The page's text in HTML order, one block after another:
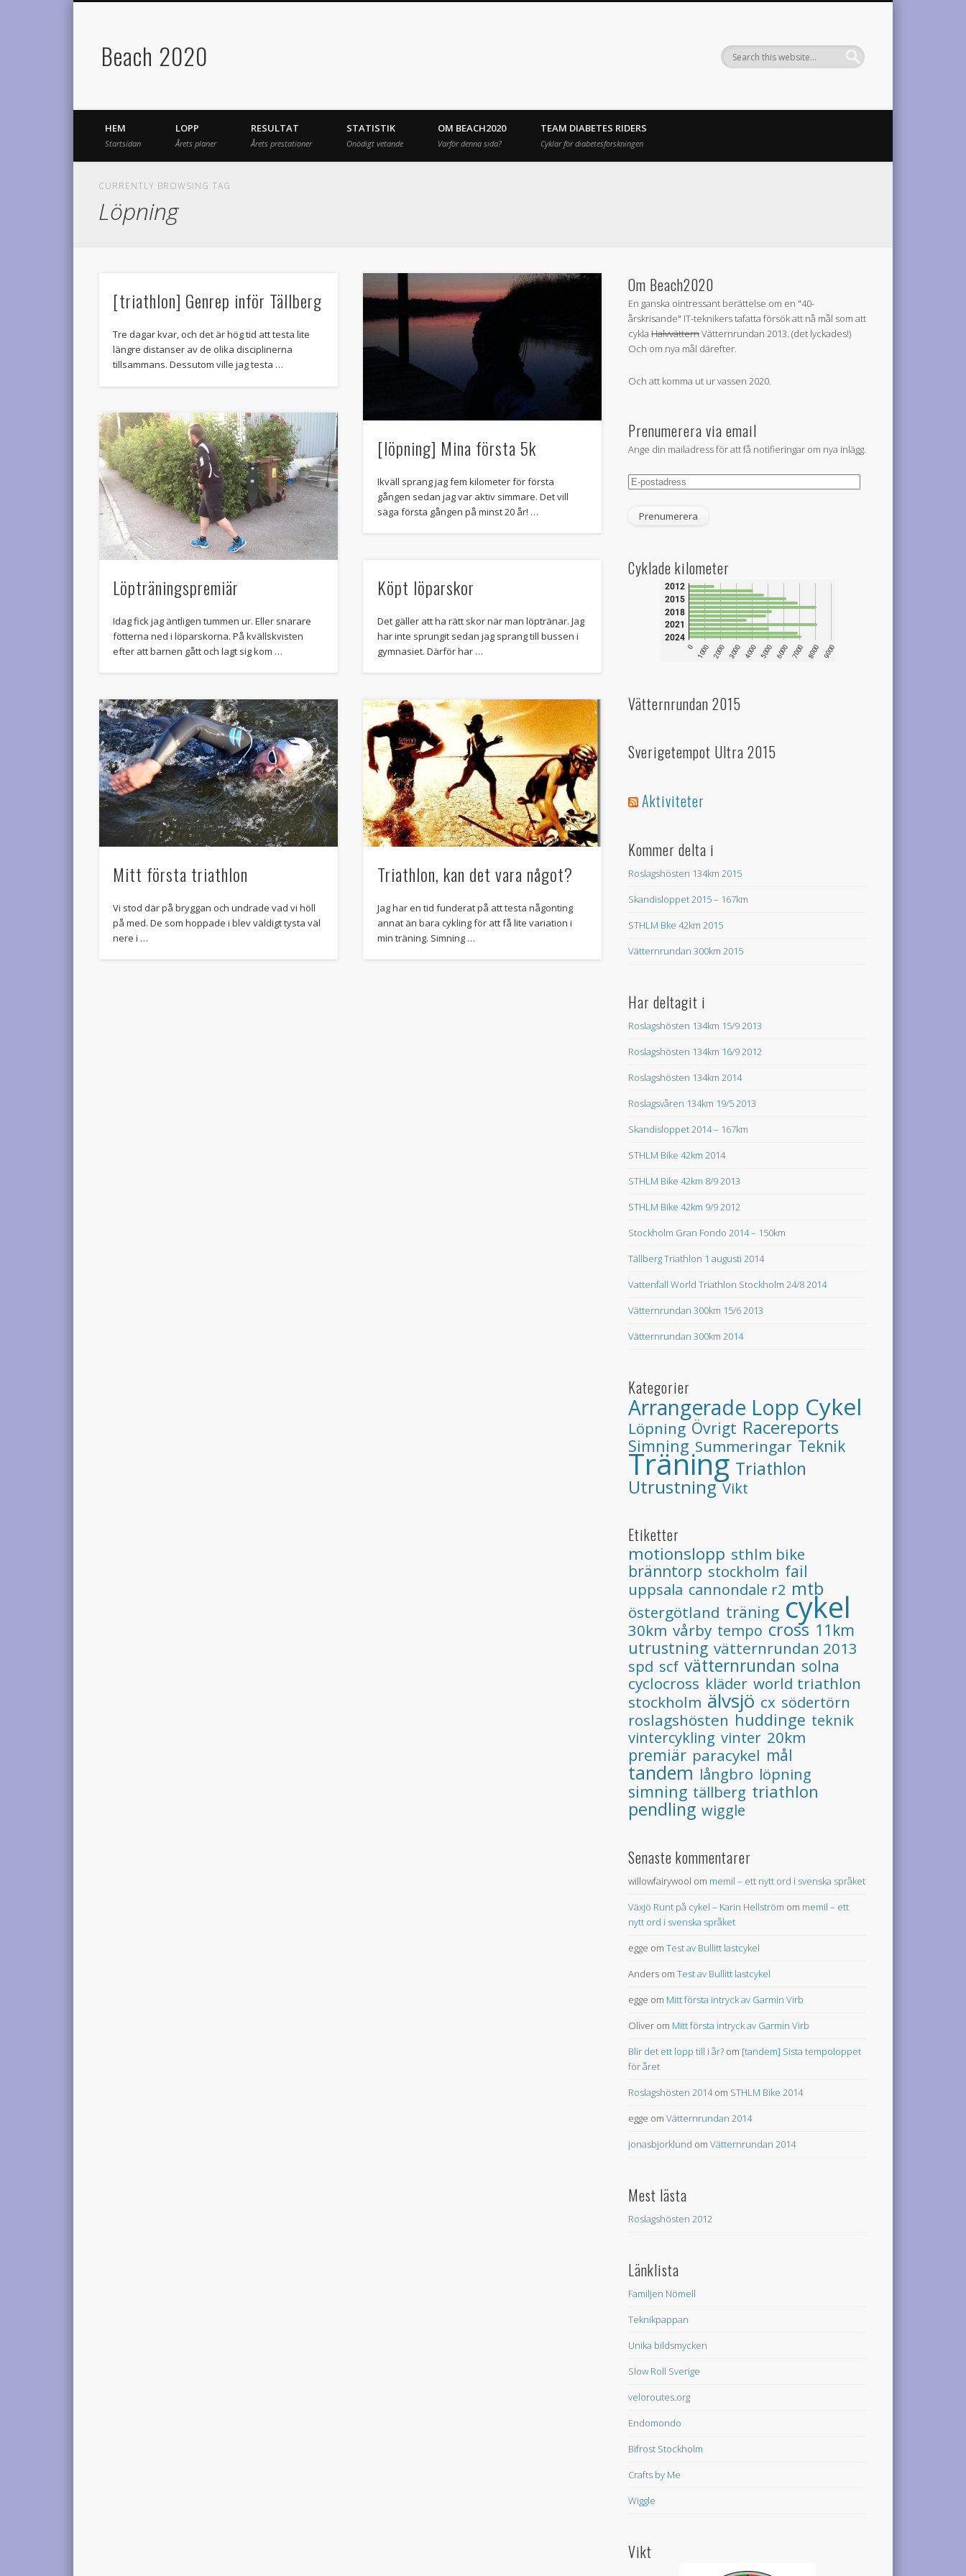
Beach 2020
HEM
Startsidan
LOPP
Årets planer
RESULTAT
Årets prestationer
STATISTIK
Onödigt vetande
OM BEACH2020
Varför denna sida?
TEAM DIABETES RIDERS
Cyklar för diabetesforskningen
CURRENTLY BROWSING TAG
Löpning
[triathlon] Genrep inför Tällberg
Tre dagar kvar, och det är hög tid att testa lite
längre distanser av de olika disciplinerna
tillsammans. Dessutom ville jag testa …
[löpning] Mina första 5k
Ikväll sprang jag fem kilometer för första
gången sedan jag var aktiv simmare. Det vill
säga första gången på minst 20 år! …
Löpträningspremiär
Idag fick jag äntligen tummen ur. Eller snarare
fötterna ned i löparskorna. På kvällskvisten
efter att barnen gått och lagt sig kom …
Köpt löparskor
Det gäller att ha rätt skor när man löptränar. Jag
har inte sprungit sedan jag sprang till bussen i
gymnasiet. Därför har …
Mitt första triathlon
Vi stod där på bryggan och undrade vad vi höll
på med. De som hoppade i blev väldigt tysta väl
nere i …
Triathlon, kan det vara något?
Jag har en tid funderat på att testa någonting
annat än bara cykling för att få lite variation i
min träning. Simning …
Om Beach2020
En ganska ointressant berättelse om en "40-
årskrisande" IT-teknikers tafatta försök att nå mål som att
cyklaHalvvätternVätternrundan 2013. (det lyckades!)
Och om nya mål därefter.
Och att komma ut ur vassen 2020.
Prenumerera via email
Ange din mailadress för att få notifieringar om nya inlägg.
E-
Cyklade kilometer
Vätternrundan 2015
Sverigetempot Ultra 2015
Aktiviteter
Kommer delta i
Roslagshösten 134km 2015
Skandisloppet 2015 – 167km
STHLM Bke 42km 2015
Vätternrundan 300km 2015
Har deltagit i
Roslagshösten 134km 15/9 2013
Roslagshösten 134km 16/9 2012
Roslagshösten 134km 2014
Roslagsvåren 134km 19/5 2013
Skandisloppet 2014 – 167km
STHLM Bike 42km 2014
STHLM Bike 42km 8/9 2013
STHLM Bike 42km 9/9 2012
Stockholm Gran Fondo 2014 – 150km
Tällberg Triathlon 1 augusti 2014
Vattenfall World Triathlon Stockholm 24/8 2014
Vätternrundan 300km 15/6 2013
Vätternrundan 300km 2014
Kategorier
Arrangerade Lopp Cykel
Löpning Övrigt Racereports
Simning Summeringar Teknik
Träning Triathlon
Utrustning Vikt
Etiketter
motionslopp sthlm bike
bränntorp stockholm fail
uppsala cannondale r2 mtb
östergötland träning cykel
30km vårby tempo cross 11km
utrustning vätternrundan 2013
spd scf vätternrundan solna
cyclocross kläder world triathlon
stockholm älvsjö cx södertörn
roslagshösten huddinge teknik
vintercykling vinter 20km
premiär paracykel mål
tandem långbro löpning
simning tällberg triathlon
pendling wiggle
Senaste kommentarer
willowfairywool om memil – ett nytt ord i svenska språket
Växjö Runt på cykel – Karin Hellström om memil – ett
nytt ord i svenska språket
egge omTest av Bullitt lastcykel
Anders omTest av Bullitt lastcykel
egge om Mitt första intryck av Garmin Virb
Oliver om Mitt första intryck av Garmin Virb
Blir det ett lopp till i år? om [tandem] Sista tempoloppet
för året
Roslagshösten 2014om STHLM Bike 2014
egge omVätternrundan 2014
jonasbjorklund omVätternrundan 2014
Mest lästa
Roslagshösten 2012
Länklista
Familjen Nömell
Teknikpappan
Unika bildsmycken
Slow Roll Sverige
veloroutes.org
Endomondo
Bifrost Stockholm
Crafts by Me
Wiggle
Vikt